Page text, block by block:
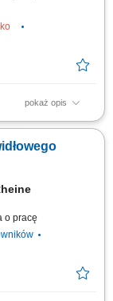
pokaż opis
Wymagania
do pracy
o pracę